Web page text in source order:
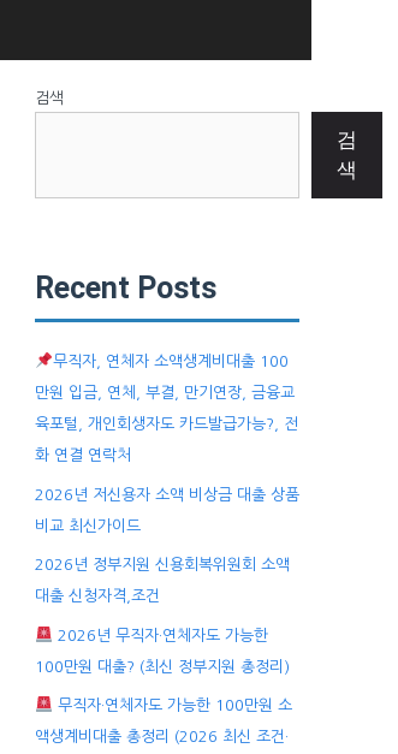
검색
검
색
Recent Posts
무직자, 연체자 소액생계비대출 100
만원 입금, 연체, 부결, 만기연장, 금융교
육포털, 개인회생자도 카드발급가능?, 전
화 연결 연락처
2026년 저신용자 소액 비상금 대출 상품
비교 최신가이드
2026년 정부지원 신용회복위원회 소액
대출 신청자격,조건
2026년 무직자·연체자도 가능한
100만원 대출? (최신 정부지원 총정리)
무직자·연체자도 가능한 100만원 소
액생계비대출 총정리 (2026 최신 조건·